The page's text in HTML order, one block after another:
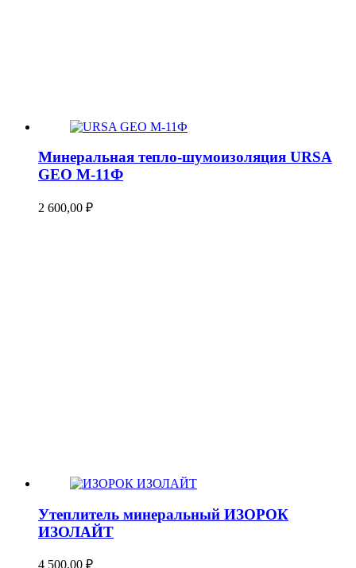
Минеральная тепло-шумоизоляция URSA
GEO М-11Ф
2 600,00 ₽
Утеплитель минеральный ИЗОРОК
ИЗОЛАЙТ
4 500,00 ₽